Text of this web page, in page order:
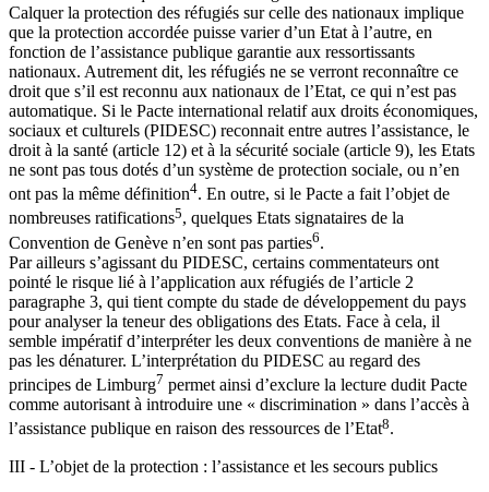
Calquer la protection des réfugiés sur celle des nationaux implique
que la protection accordée puisse varier d’un Etat à l’autre, en
fonction de l’assistance publique garantie aux ressortissants
nationaux. Autrement dit, les réfugiés ne se verront reconnaître ce
droit que s’il est reconnu aux nationaux de l’Etat, ce qui n’est pas
automatique. Si le Pacte international relatif aux droits économiques,
sociaux et culturels (PIDESC) reconnait entre autres l’assistance, le
droit à la santé (article 12) et à la sécurité sociale (article 9), les Etats
ne sont pas tous dotés d’un système de protection sociale, ou n’en
ont pas la même définition4. En outre, si le Pacte a fait l’objet de
nombreuses ratifications5, quelques Etats signataires de la
Convention de Genève n’en sont pas parties6.
Par ailleurs s’agissant du PIDESC, certains commentateurs ont
pointé le risque lié à l’application aux réfugiés de l’article 2
paragraphe 3, qui tient compte du stade de développement du pays
pour analyser la teneur des obligations des Etats. Face à cela, il
semble impératif d’interpréter les deux conventions de manière à ne
pas les dénaturer. L’interprétation du PIDESC au regard des
principes de Limburg7 permet ainsi d’exclure la lecture dudit Pacte
comme autorisant à introduire une « discrimination » dans l’accès à
l’assistance publique en raison des ressources de l’Etat8.
III - L’objet de la protection : l’assistance et les secours publics